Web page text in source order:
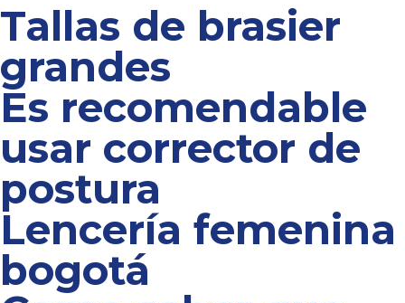
Tallas de brasier
grandes
Es recomendable
usar corrector de
postura
Lencería femenina
bogotá